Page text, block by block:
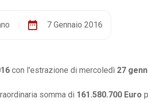
date_range 7 Gennaio 2016
con l'estrazione di mercoledì 27
somma di 161.580.700 Euro